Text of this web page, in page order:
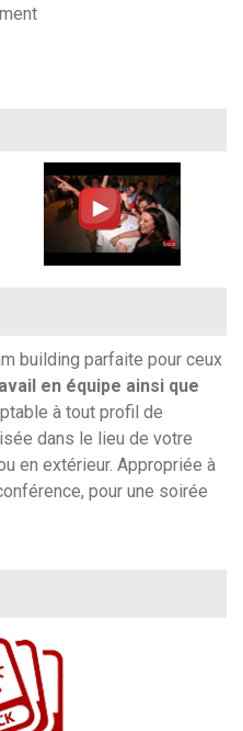
building parfaite pour ceux
en équipe ainsi que
à tout profil de
dans le lieu de votre
en extérieur. Appropriée à
pour une soirée